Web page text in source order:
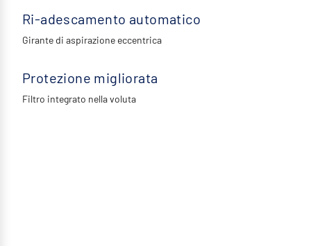
Ri-adescamento automatico
Girante di aspirazione eccentrica
Protezione migliorata
Filtro integrato nella voluta